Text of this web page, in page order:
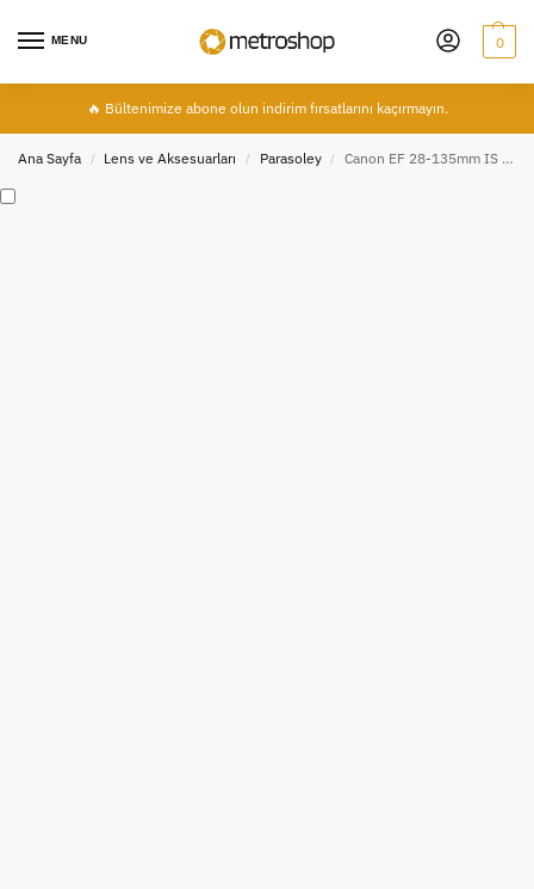
MENU 0
🔥 Bültenimize abone olun indirim fırsatlarını kaçırmayın.
Ana Sayfa / Lens ve Aksesuarları / Parasoley / Canon EF 28-135mm IS USM LENS İÇİN EW-78BII PARASOLEY